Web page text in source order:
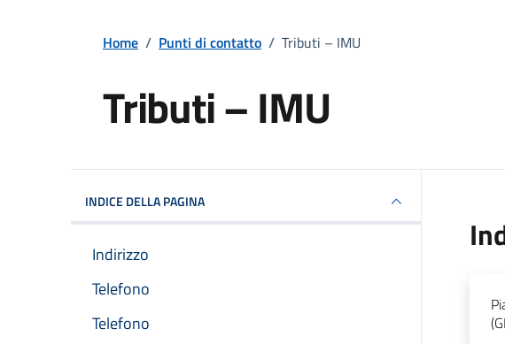
Home / Punti di contatto / Tributi – IMU
Tributi – IMU
Punto di contatto
INDICE DELLA PAGINA
Indirizzo
Telefono
Telefono